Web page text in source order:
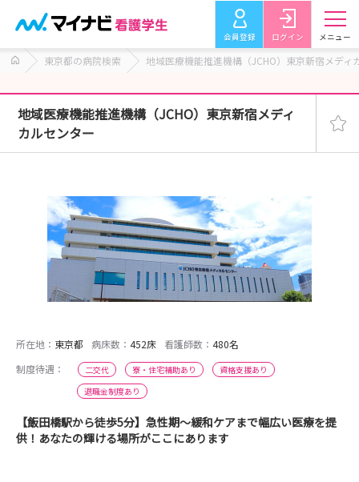
会員登録 ログイン メニュー
東京都の病院検索 地域医療機能推進機構（JCHO）東京新宿メディ
地域医療機能推進機構（JCHO）東京新宿メディ
カルセンター
所在地： 東京都 病床数： 452床 看護師数： 480名
制度待遇：
二交代 寮・住宅補助あり
資格支援あり
退職金制度あり
【飯田橋駅から徒歩5分】急性期～緩和ケアまで幅広い医療を提
供！あなたの輝ける場所がここにあります